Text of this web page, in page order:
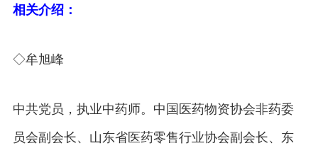
相关介绍：
◇牟旭峰
中共党员，执业中药师。中国医药物资协会非药委
员会副会长、山东省医药零售行业协会副会长、东